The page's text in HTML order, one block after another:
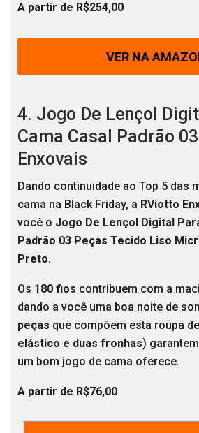
A partir de R$254,00
VER NA
4. Jogo De Lençol
Cama Casal Padrão
Enxovais
Dando continuidade ao Top 5 das
cama na Black Friday, a RViotto
você o Jogo De Lençol Digital
Padrão 03 Peças Tecido Liso
Preto.
Os 180 fios contribuem com a
dando a você uma boa noite de
peças que compõem esta roupa
elástico e duas fronhas)
um bom jogo de cama oferece.
A partir de R$76,00